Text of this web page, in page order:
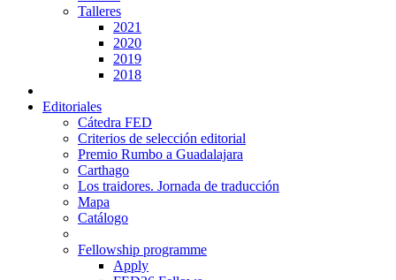
Talleres
2021
2020
2019
2018
Editoriales
Cátedra FED
Criterios de selección editorial
Premio Rumbo a Guadalajara
Carthago
Los traidores. Jornada de traducción
Mapa
Catálogo
Fellowship programme
Apply